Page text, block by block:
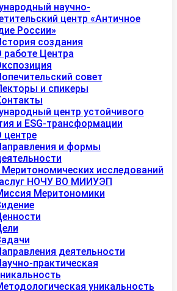
научно-
центр «Античное
России»
создания
работе Центра
совет
и спикеры
центр устойчивого
и ESG-трансформации
центре
и формы
исследований
НОЧУ ВО МИИУЭП
Меритономики
деятельности
практическая
уникальность